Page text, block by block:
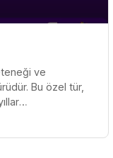
ve
Bu özel tür,